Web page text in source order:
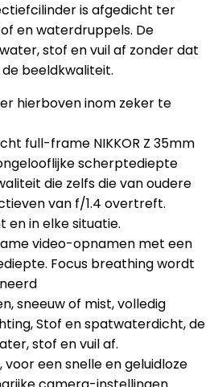
is afgedicht ter
en waterdruppels. De
stof en vuil af zonder dat
beeldkwaliteit.
hierboven inom zeker te
full-frame NIKKOR Z 35mm
scherptediepte
die zelfs die van oudere
van f/1.4 overtreft.
en in elke situatie.
video-opnamen met een
Focus breathing wordt
sneeuw of mist, volledig
Stof en spatwaterdicht, de
stof en vuil af.
een snelle en geluidloze